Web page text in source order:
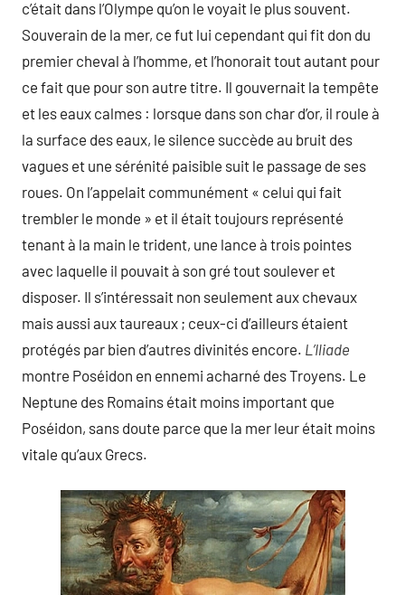
c’était dans l’Olympe qu’on le voyait le plus souvent.
Souverain de la mer, ce fut lui cependant qui fit don du
premier cheval à l’homme, et l’honorait tout autant pour
ce fait que pour son autre titre. Il gouvernait la tempête
et les eaux calmes : lorsque dans son char d’or, il roule à
la surface des eaux, le silence succède au bruit des
vagues et une sérénité paisible suit le passage de ses
roues. On l’appelait communément « celui qui fait
trembler le monde » et il était toujours représenté
tenant à la main le trident, une lance à trois pointes
avec laquelle il pouvait à son gré tout soulever et
disposer. Il s’intéressait non seulement aux chevaux
mais aussi aux taureaux ; ceux-ci d’ailleurs étaient
protégés par bien d’autres divinités encore. L’Iliade
montre Poséidon en ennemi acharné des Troyens. Le
Neptune des Romains était moins important que
Poséidon, sans doute parce que la mer leur était moins
vitale qu’aux Grecs.